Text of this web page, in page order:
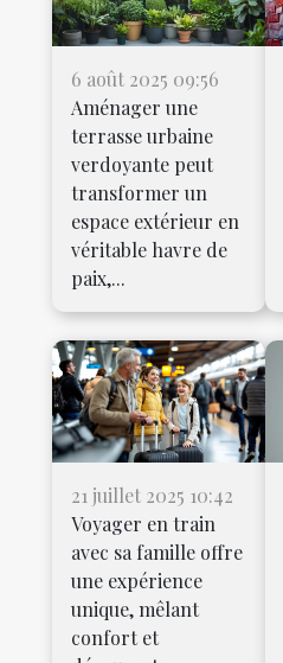
6 août 2025 09:56
Aménager une
terrasse urbaine
verdoyante peut
transformer un
espace extérieur en
véritable havre de
paix,...
21 juillet 2025 10:42
Voyager en train
avec sa famille offre
une expérience
unique, mêlant
confort et